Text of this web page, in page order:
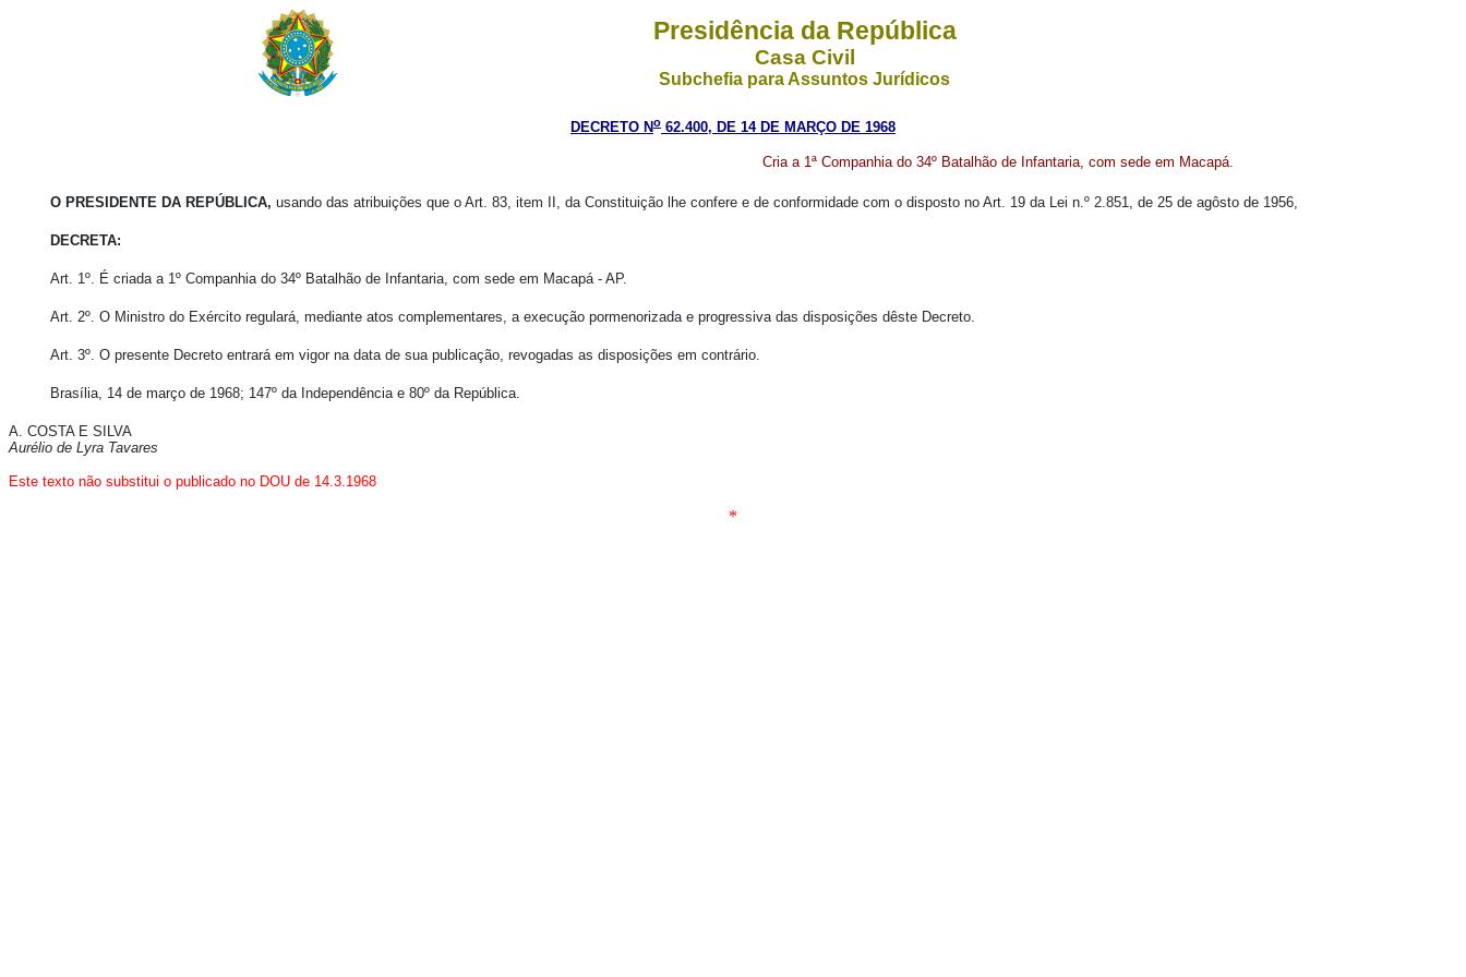
Presidência da República
Casa Civil
Subchefia para Assuntos Jurídicos
DECRETO No 62.400, DE 14 DE MARÇO DE 1968
Cria a 1ª Companhia do 34º Batalhão de Infantaria, com sede em Macapá.
O PRESIDENTE DA REPÚBLICA, usando das atribuições que o Art. 83, item II, da Constituição lhe confere e de conformidade com o disposto no Art. 19 da Lei n.º 2.851, de 25 de agôsto de 1956,
DECRETA:
Art. 1º. É criada a 1º Companhia do 34º Batalhão de Infantaria, com sede em Macapá - AP.
Art. 2º. O Ministro do Exército regulará, mediante atos complementares, a execução pormenorizada e progressiva das disposições dêste Decreto.
Art. 3º. O presente Decreto entrará em vigor na data de sua publicação, revogadas as disposições em contrário.
Brasília, 14 de março de 1968; 147º da Independência e 80º da República.
A. COSTA E SILVA
Aurélio de Lyra Tavares
Este texto não substitui o publicado no DOU de 14.3.1968
*